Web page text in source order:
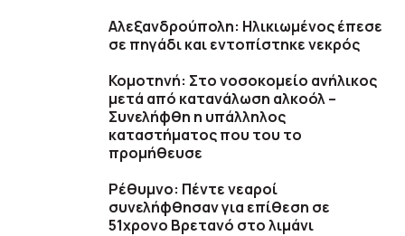
Αλεξανδρούπολη: Ηλικιωμένος έπεσε
σε πηγάδι και εντοπίστηκε νεκρός
Κομοτηνή: Στο νοσοκομείο ανήλικος
μετά από κατανάλωση αλκοόλ –
Συνελήφθη η υπάλληλος
καταστήματος που του το
προμήθευσε
Ρέθυμνο: Πέντε νεαροί
συνελήφθησαν για επίθεση σε
51χρονο Βρετανό στο λιμάνι